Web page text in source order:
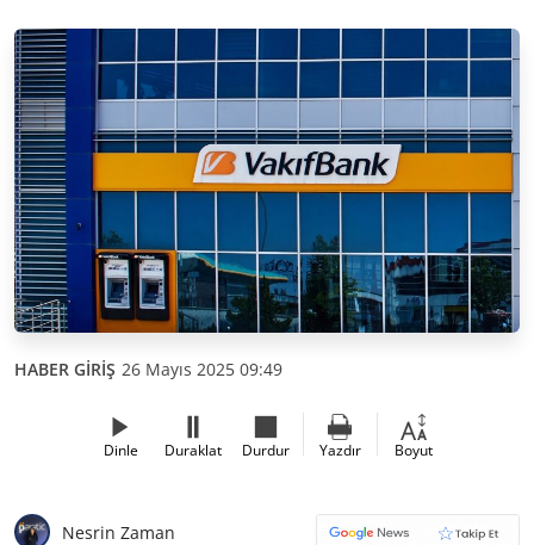
HABER GİRİŞ 26 Mayıs 2025 09:49
Dinle Duraklat Durdur Yazdır Boyut
Nesrin Zaman